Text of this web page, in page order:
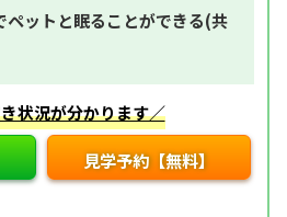
ペットと眠ることができる(共
状況が分かります／
見学予約【無料】